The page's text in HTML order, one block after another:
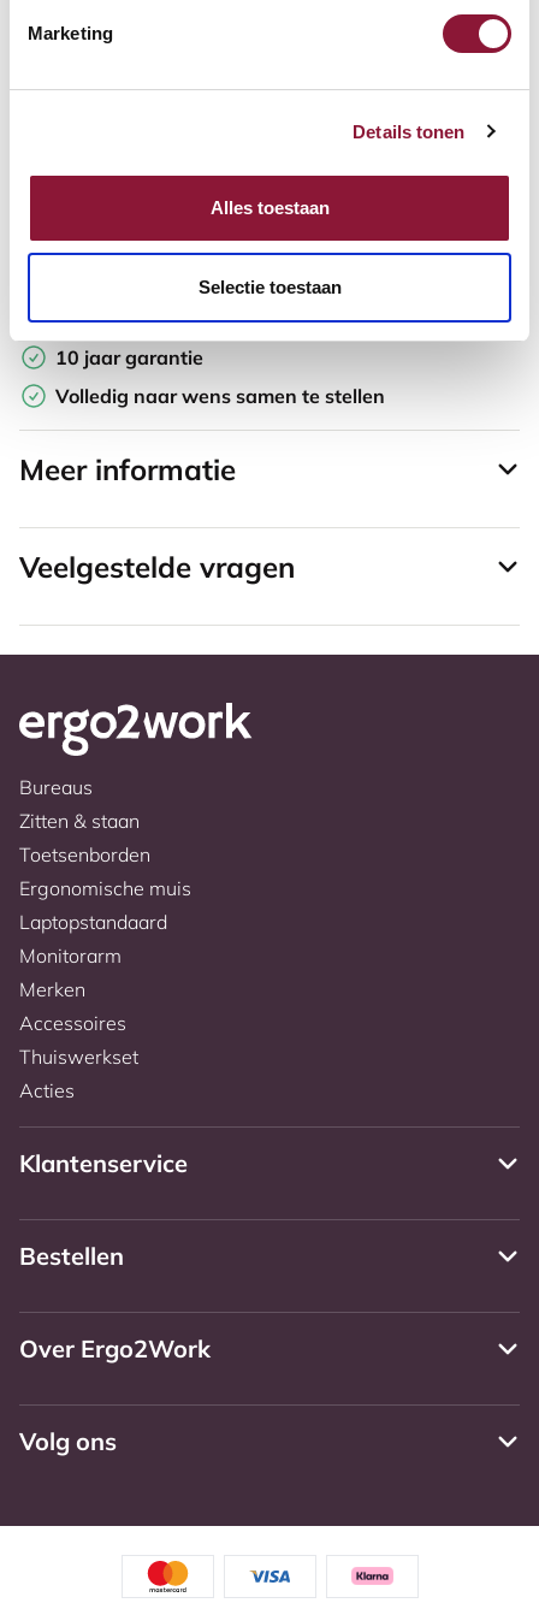
Marketing
Details tonen
Alles toestaan
Selectie toestaan
Opzoek naar een offerte op maat? Maak je werkplek compleet
Toevoegen aan vergelijker
Laagste Prijsgarantie
Gratis verzending
10 jaar garantie
Volledig naar wens samen te stellen
Meer informatie
Veelgestelde vragen
Bureaus
Zitten & staan
Toetsenborden
Ergonomische muis
Laptopstandaard
Monitorarm
Merken
Accessoires
Thuiswerkset
Acties
Klantenservice
Bestellen
Over Ergo2Work
Volg ons